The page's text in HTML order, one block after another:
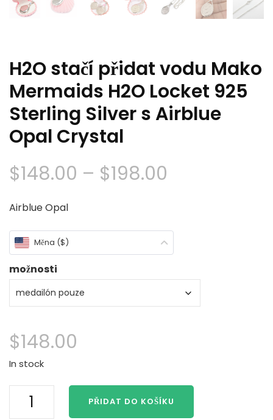
H2O stačí přidat vodu Mako
Mermaids H2O Locket 925
Sterling Silver s Airblue
Opal Crystal
$148.00 – $198.00
$148.00
přes
$198.00
Airblue Opal
Měna ($)
možnosti
$148.00
In stock
PŘIDAT DO KOŠÍKU